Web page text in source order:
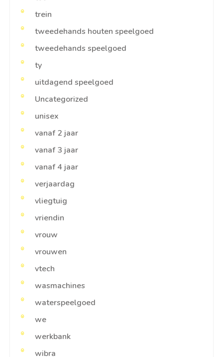
trein
tweedehands houten speelgoed
tweedehands speelgoed
ty
uitdagend speelgoed
Uncategorized
unisex
vanaf 2 jaar
vanaf 3 jaar
vanaf 4 jaar
verjaardag
vliegtuig
vriendin
vrouw
vrouwen
vtech
wasmachines
waterspeelgoed
we
werkbank
wibra